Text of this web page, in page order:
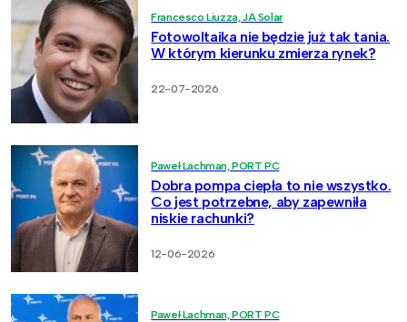
Francesco Liuzza, JA Solar
Fotowoltaika nie będzie już tak tania.
W którym kierunku zmierza rynek?
22-07-2026
Paweł Lachman, PORT PC
Dobra pompa ciepła to nie wszystko.
Co jest potrzebne, aby zapewniła
niskie rachunki?
12-06-2026
Paweł Lachman, PORT PC